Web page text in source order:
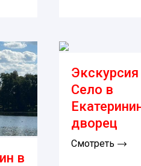
в
Село в
дворец
Смотреть